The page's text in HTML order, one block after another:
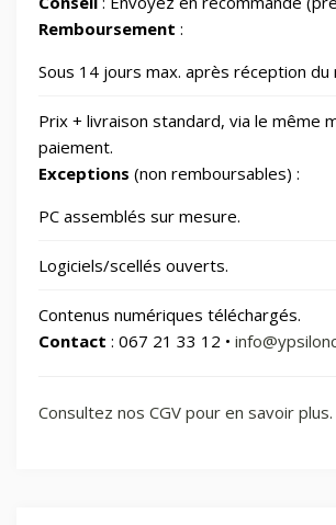
Smart Home/Lighting/Lighting
Smartphones & Tablets
Vélos & Trottinettes
Remboursement :
Sous 14 jours max. après réception du
Prix + livraison standard, via le même
paiement.
Exceptions (non remboursables) :
PC assemblés sur mesure.
Logiciels/scellés ouverts.
Contenus numériques téléchargés.
Contact : 067 21 33 12 •
Consultez nos CGV pour en savoir plus.